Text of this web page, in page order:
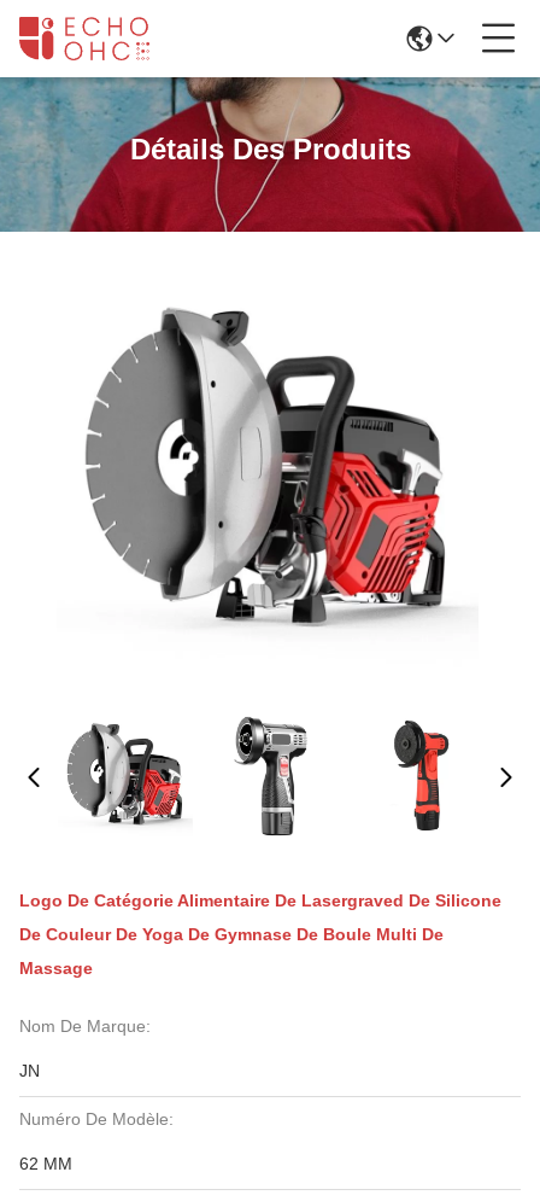
Détails Des Produits
Logo De Catégorie Alimentaire De Lasergraved De Silicone
De Couleur De Yoga De Gymnase De Boule Multi De
Massage
Nom De Marque:
JN
Numéro De Modèle:
62 MM